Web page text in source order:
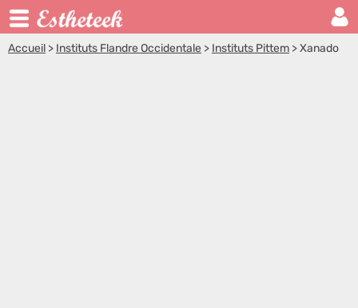
Accueil > Instituts Flandre Occidentale > Instituts Pittem >Xanado